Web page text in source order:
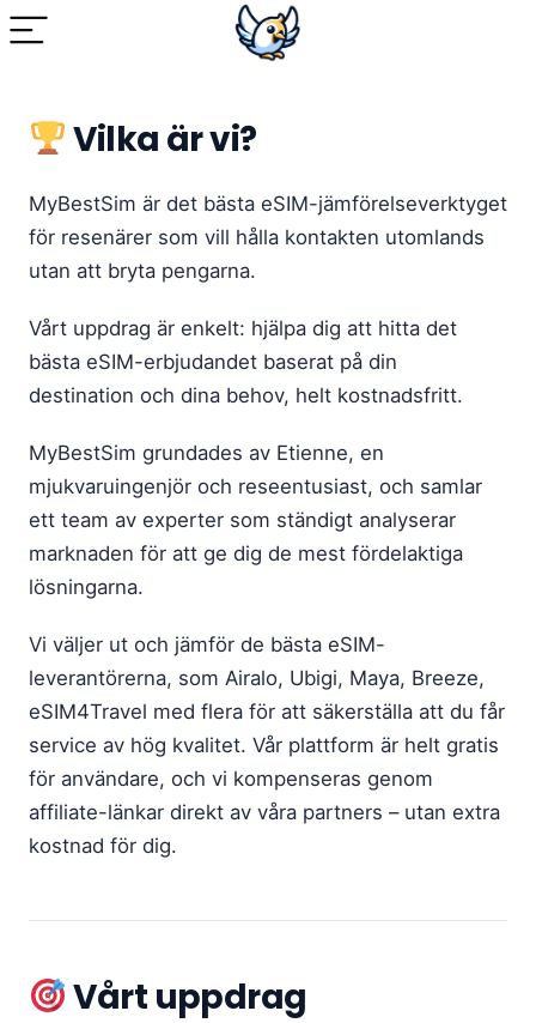
Vilka är vi?
MyBestSim är det bästa eSIM-jämförelseverktyget
för resenärer som vill hålla kontakten utomlands
utan att bryta pengarna.
Vårt uppdrag är enkelt: hjälpa dig att hitta det
bästa eSIM-erbjudandet baserat på din
destination och dina behov, helt kostnadsfritt.
MyBestSim grundades av Etienne, en
mjukvaruingenjör och reseentusiast, och samlar
ett team av experter som ständigt analyserar
marknaden för att ge dig de mest fördelaktiga
lösningarna.
Vi väljer ut och jämför de bästa eSIM-
leverantörerna, som Airalo, Ubigi, Maya, Breeze,
eSIM4Travel med flera för att säkerställa att du får
service av hög kvalitet. Vår plattform är helt gratis
för användare, och vi kompenseras genom
affiliate-länkar direkt av våra partners – utan extra
kostnad för dig.
Vårt uppdrag